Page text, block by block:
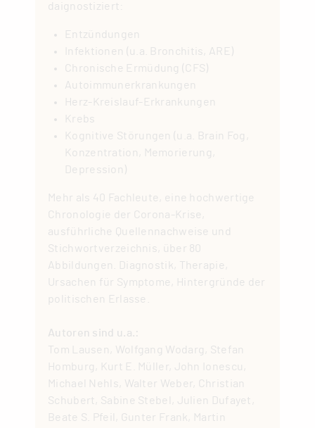
daignostiziert:
Entzündungen
Infektionen (u.a. Bronchitis, ARE)
Chronische Ermüdung (CFS)
Autoimmunerkrankungen
Herz-Kreislauf-Erkrankungen
Krebs
Kognitive Störungen (u.a. Brain Fog,
Konzentration, Memorierung,
Depression)
Mehr als 40 Fachleute, eine hochwertige
Chronologie der Corona-Krise,
ausführliche Quellennachweise und
Stichwortverzeichnis, über 80
Abbildungen. Diagnostik, Therapie,
Ursachen für Symptome, Hintergründe der
politischen Erlasse.
Autoren sind u.a.:
Tom Lausen, Wolfgang Wodarg, Stefan
Homburg, Kurt E. Müller, John Ionescu,
Michael Nehls, Walter Weber, Christian
Schubert, Sabine Stebel, Julien Dufayet,
Beate S. Pfeil, Gunter Frank, Martin